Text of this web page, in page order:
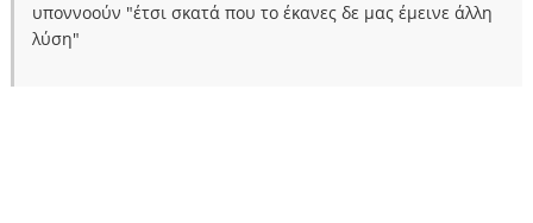
υποννοούν "έτσι σκατά που το έκανες δε μας έμεινε άλλη
λύση"